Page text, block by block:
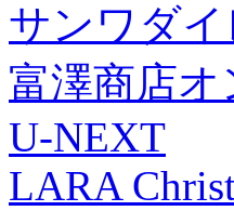
サンワダイ
富澤商店
U-NEXT
LARA